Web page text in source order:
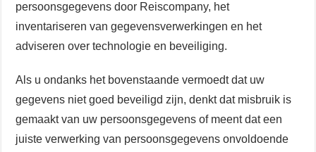
persoonsgegevens door Reiscompany, het
inventariseren van gegevensverwerkingen en het
adviseren over technologie en beveiliging.
Als u ondanks het bovenstaande vermoedt dat uw
gegevens niet goed beveiligd zijn, denkt dat misbruik is
gemaakt van uw persoonsgegevens of meent dat een
juiste verwerking van persoonsgegevens onvoldoende